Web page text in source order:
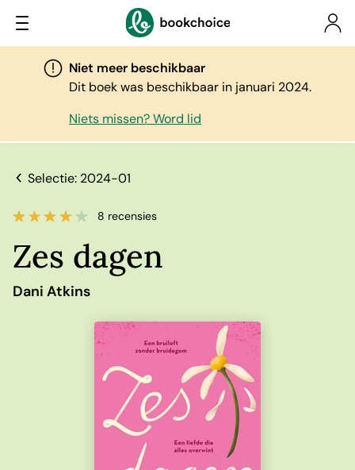
Niet meer beschikbaar
Dit boek was beschikbaar in januari 2024.
Niets missen? Word lid
Selectie: 2024-01
8 recensies
Zes dagen
Dani Atkins